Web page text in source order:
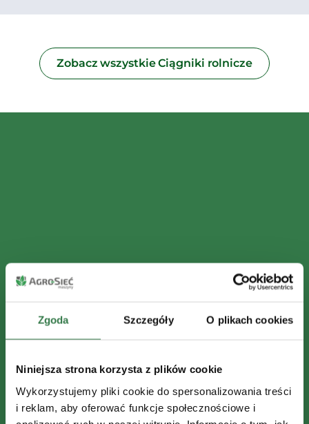
Zgoda Szczegóły O plikach cookies
Niniejsza strona korzysta z plików cookie
Wykorzystujemy pliki cookie do spersonalizowania treści
i reklam, aby oferować funkcje społecznościowe i
Zobacz wszystkie Ciągniki rolnicze